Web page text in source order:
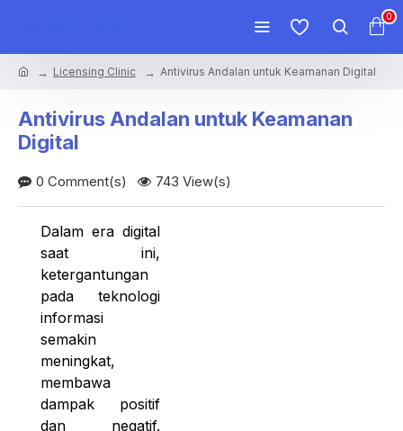
0
Licensing Clinic Antivirus Andalan untuk Keamanan Digital
Antivirus Andalan untuk Keamanan
Digital
0 Comment(s) 743 View(s)
Dalam era digital
saat ini,
ketergantungan
pada teknologi
informasi
semakin
meningkat,
membawa
dampak positif
dan negatif.